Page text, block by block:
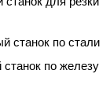
станок по стали
станок по железу